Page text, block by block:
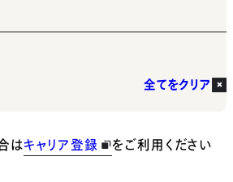
全てをクリア
はキャリア登録 をご利用ください